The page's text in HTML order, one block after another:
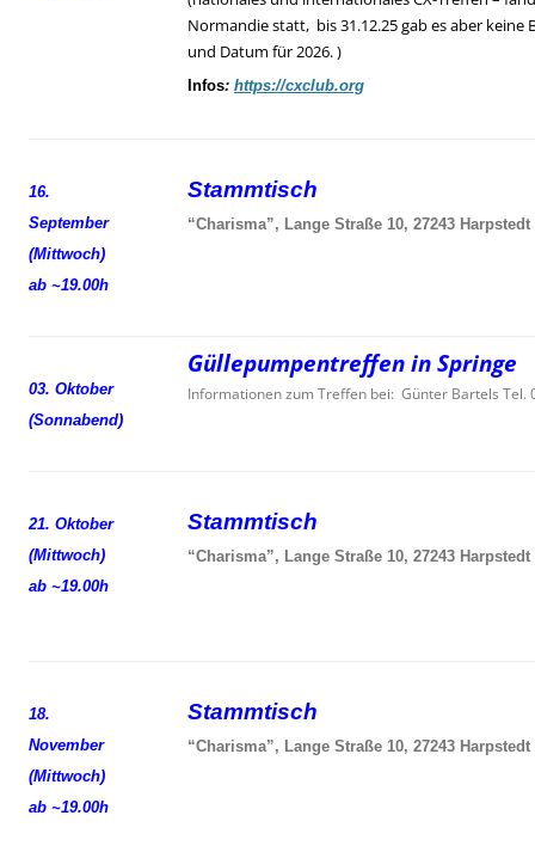
Normandie statt, bis 31.12.25 gab es aber keine
und Datum für 2026. )
Infos: https://cxclub.org
16.
September
(Mittwoch)
ab ~19.00h
Stammtisch
“Charisma”, Lange Straße 10, 27243 Harpstedt
03. Oktober
(Sonnabend)
Güllepumpentreffen in Springe
Informationen zum Treffen bei: Günter Bartels Tel.
21. Oktober
(Mittwoch)
ab ~19.00h
Stammtisch
“Charisma”, Lange Straße 10, 27243 Harpstedt
18.
November
(Mittwoch)
ab ~19.00h
Stammtisch
“Charisma”, Lange Straße 10, 27243 Harpstedt